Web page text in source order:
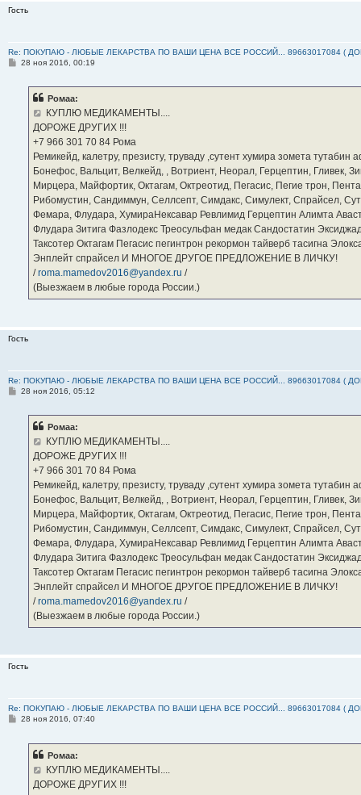
Гость
Re: ПОКУПАЮ - ЛЮБЫЕ ЛЕКАРСТВА ПО ВАШИ ЦЕНА ВСЕ РОССИЙ... 89663017084 (
С28 ноя 2016, 00:19
Ромаа:
КУПЛЮ МЕДИКАМЕНТЫ....
ДОРОЖЕ ДРУГИХ !!!
‪+7 966 301 70 84‬ Рома
Ремикейд, калетру, презисту, труваду ,сутент хумира зомета
Бонефос, Вальцит, Велкейд, , Вотриент, Неорал, Герцептин, Гливек,
Мирцера, Майфортик, Октагам, Октреотид, Пегасис, Пегие трон,
Рибомустин, Сандиммун, Селлсепт, Симдакс, Симулект, Спрайсел,
Фемара, Флудара, ХумираНексавар Ревлимид Герцептин Алимта
Флудара Зитига Фазлодекс Треосульфан медак Сандостатин
Таксотер Октагам Пегасис пегинтрон рекормон тайверб тасигна
Энплейт спрайсел И МНОГОЕ ДРУГОЕ ПРЕДЛОЖЕНИЕ В ЛИЧКУ!
/roma.mamedov2016@yandex.ru /
(Выезжаем в любые города России.)
Гость
Re: ПОКУПАЮ - ЛЮБЫЕ ЛЕКАРСТВА ПО ВАШИ ЦЕНА ВСЕ РОССИЙ... 89663017084 (
С28 ноя 2016, 05:12
Ромаа:
КУПЛЮ МЕДИКАМЕНТЫ....
ДОРОЖЕ ДРУГИХ !!!
‪+7 966 301 70 84‬ Рома
Ремикейд, калетру, презисту, труваду ,сутент хумира зомета
Бонефос, Вальцит, Велкейд, , Вотриент, Неорал, Герцептин, Гливек,
Мирцера, Майфортик, Октагам, Октреотид, Пегасис, Пегие трон,
Рибомустин, Сандиммун, Селлсепт, Симдакс, Симулект, Спрайсел,
Фемара, Флудара, ХумираНексавар Ревлимид Герцептин Алимта
Флудара Зитига Фазлодекс Треосульфан медак Сандостатин
Таксотер Октагам Пегасис пегинтрон рекормон тайверб тасигна
Энплейт спрайсел И МНОГОЕ ДРУГОЕ ПРЕДЛОЖЕНИЕ В ЛИЧКУ!
/roma.mamedov2016@yandex.ru /
(Выезжаем в любые города России.)
Гость
Re: ПОКУПАЮ - ЛЮБЫЕ ЛЕКАРСТВА ПО ВАШИ ЦЕНА ВСЕ РОССИЙ... 89663017084 (
С28 ноя 2016, 07:40
Ромаа:
КУПЛЮ МЕДИКАМЕНТЫ....
ДОРОЖЕ ДРУГИХ !!!